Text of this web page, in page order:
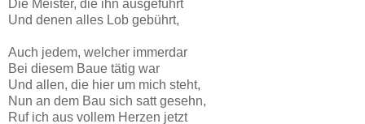
Die Meister, die ihn ausgeführt
Und denen alles Lob gebührt,
Auch jedem, welcher immerdar
Bei diesem Baue tätig war
Und allen, die hier um mich steht,
Nun an dem Bau sich satt gesehn,
Ruf ich aus vollem Herzen jetzt